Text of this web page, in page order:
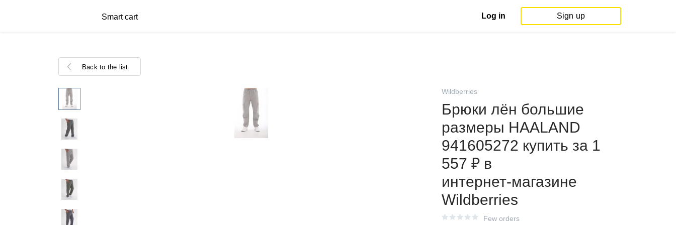
Smart cart Log in Sign up
Back to the list
Wildberries
Брюки лён большие
размеры HAALAND
941605272 купить за 1
557 ₽ в
интернет‑магазине
Wildberries
Few orders